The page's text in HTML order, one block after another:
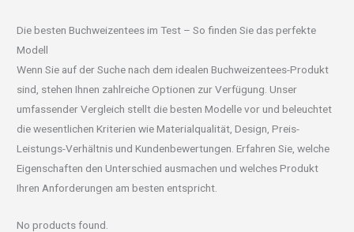
Die besten Buchweizentees im Test – So finden Sie das perfekte
Modell
Wenn Sie auf der Suche nach dem idealen Buchweizentees-Produkt
sind, stehen Ihnen zahlreiche Optionen zur Verfügung. Unser
umfassender Vergleich stellt die besten Modelle vor und beleuchtet
die wesentlichen Kriterien wie Materialqualität, Design, Preis-
Leistungs-Verhältnis und Kundenbewertungen. Erfahren Sie, welche
Eigenschaften den Unterschied ausmachen und welches Produkt
Ihren Anforderungen am besten entspricht.
No products found.